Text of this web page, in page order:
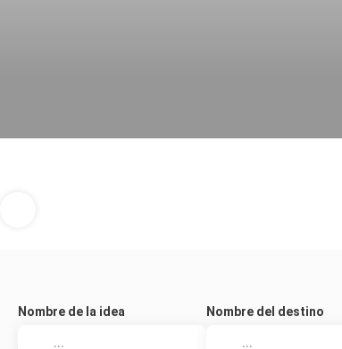
Nombre de la idea Nombre del destino